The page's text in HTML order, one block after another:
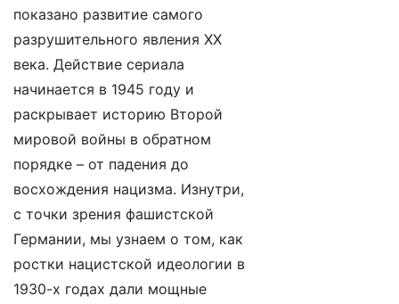
показано развитие самого
разрушительного явления ХХ
века. Действие сериала
начинается в 1945 году и
раскрывает историю Второй
мировой войны в обратном
порядке – от падения до
восхождения нацизма. Изнутри,
с точки зрения фашистской
Германии, мы узнаем о том, как
ростки нацистской идеологии в
1930-х годах дали мощные